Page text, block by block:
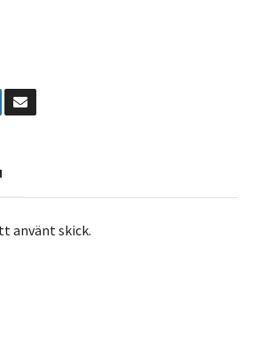
använt skick.